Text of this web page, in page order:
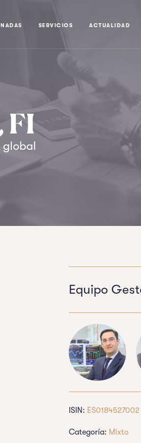
SERVICIOS ACTUALIDAD
FI
global
Equipo
ISIN: ES0184527002
Categoría: Mixto